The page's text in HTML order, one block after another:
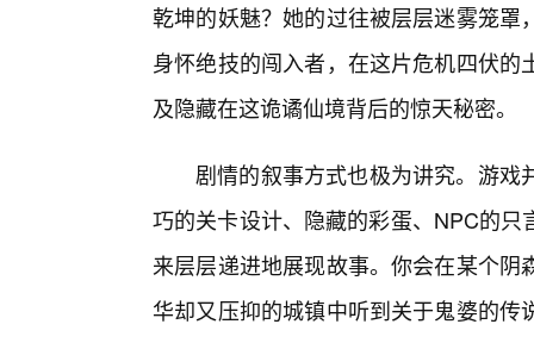
乾坤的妖魅？她的过往被层层迷雾笼
身怀绝技的闯入者，在这片危机四伏
及隐藏在这诡谲仙境背后的惊天秘密。
剧情的叙事方式也极为讲究。游
巧的关卡设计、隐藏的彩蛋、NPC的
来层层递进地展现故事。你会在某个
华却又压抑的城镇中听到关于鬼婆的